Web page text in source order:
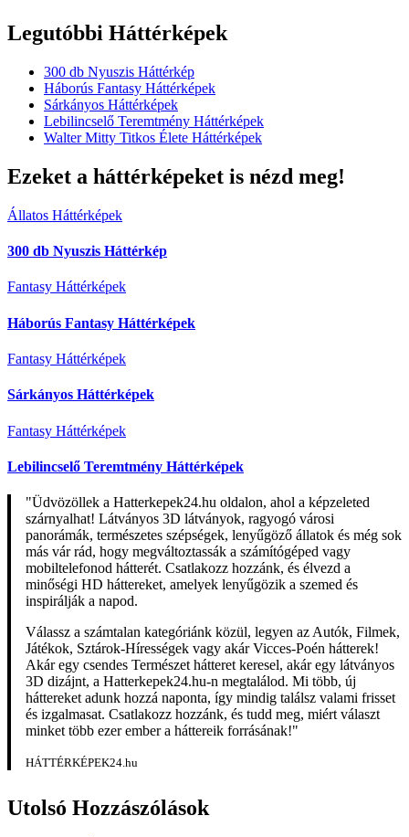
Legutóbbi Háttérképek
300 db Nyuszis Háttérkép
Háborús Fantasy Háttérképek
Sárkányos Háttérképek
Lebilincselő Teremtmény Háttérképek
Walter Mitty Titkos Élete Háttérképek
Ezeket a háttérképeket is nézd meg!
Állatos Háttérképek
300 db Nyuszis Háttérkép
Fantasy Háttérképek
Háborús Fantasy Háttérképek
Fantasy Háttérképek
Sárkányos Háttérképek
Fantasy Háttérképek
Lebilincselő Teremtmény Háttérképek
"Üdvözöllek a Hatterkepek24.hu oldalon, ahol a képzeleted
szárnyalhat! Látványos 3D látványok, ragyogó városi
panorámák, természetes szépségek, lenyűgöző állatok és még sok
más vár rád, hogy megváltoztassák a számítógéped vagy
mobiltelefonod hátterét. Csatlakozz hozzánk, és élvezd a
minőségi HD háttereket, amelyek lenyűgözik a szemed és
inspirálják a napod.
Válassz a számtalan kategóriánk közül, legyen az Autók, Filmek,
Játékok, Sztárok-Hírességek vagy akár Vicces-Poén hátterek!
Akár egy csendes Természet hátteret keresel, akár egy látványos
3D dizájnt, a Hatterkepek24.hu-n megtalálod. Mi több, új
háttereket adunk hozzá naponta, így mindig találsz valami frisset
és izgalmasat. Csatlakozz hozzánk, és tudd meg, miért választ
minket több ezer ember a háttereik forrásának!"
HÁTTÉRKÉPEK24.hu
Utolsó Hozzászólások